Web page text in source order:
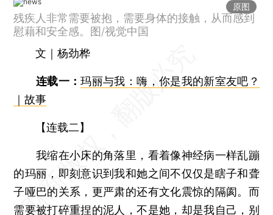
原图
残疾人非常需要被抱，需要身体的接触，从而感到
慰藉和安全感。图/视觉中国
文｜杨劲桦
连载一：玛丽与我：嗨，你是我的新室友吧？
｜故事
【连载二】
我缩在小床的角落里，看着像神经病一样乱蹦
的玛丽，即刻意识到我和她之间不仅仅是瞎子和聋
子哑巴的关系，更严肃的还有文化震惊的隔阂。而
需要被打碎重捏的泥人，不是她，却是我自己，别